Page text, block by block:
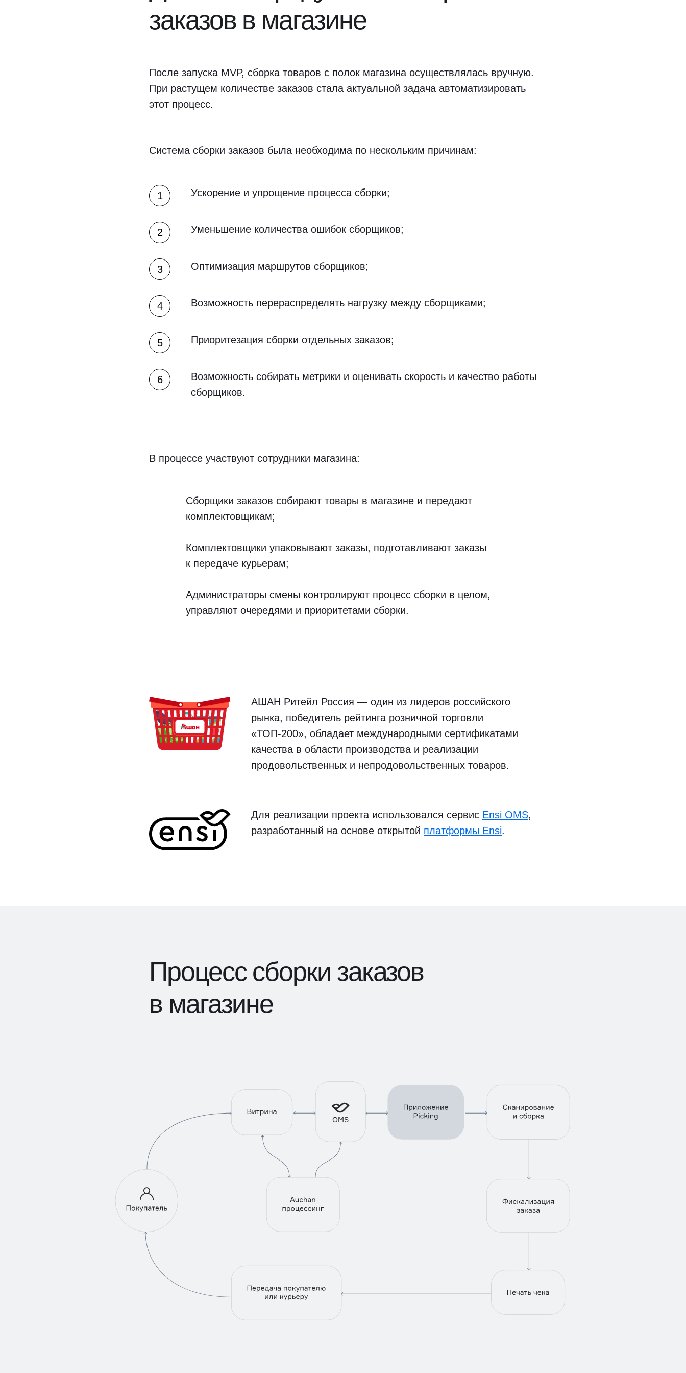
заказов в магазине
После запуска MVP, сборка товаров с полок магазина осуществлялась вручную.
При растущем количестве заказов стала актуальной задача автоматизировать
этот процесс.
Система сборки заказов была необходима по нескольким причинам:
Ускорение и упрощение процесса сборки;
Уменьшение количества ошибок сборщиков;
Оптимизация маршрутов сборщиков;
Возможность перераспределять нагрузку между сборщиками;
Приоритезация сборки отдельных заказов;
Возможность собирать метрики и оценивать скорость и качество работы
сборщиков.
В процессе участвуют сотрудники магазина:
Cборщики заказов собирают товары в магазине и передают
комплектовщикам;
Комплектовщики упаковывают заказы, подготавливают заказы
к передаче курьерам;
Администраторы смены контролируют процесс сборки в целом,
управляют очередями и приоритетами сборки.
АШАН Ритейл Россия — один из лидеров российского
рынка, победитель рейтинга розничной торговли
«ТОП-200», обладает международными сертификатами
качества в области производства и реализации
продовольственных и непродовольственных товаров.
Для реализации проекта использовался сервис Ensi OMS,
разработанный на основе открытой платформы Ensi.
Процесс сборки заказов
в магазине